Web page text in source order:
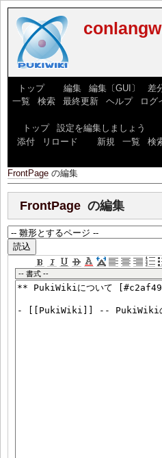
トップ] [ 編集| 編集〔GUI〕 差
一覧
検索| 最終更新| ヘルプ| ログ
トップ| 設定を編集しましょう
添付| リロード 新規 一覧 検
FrontPageの編集
FrontPage の編集